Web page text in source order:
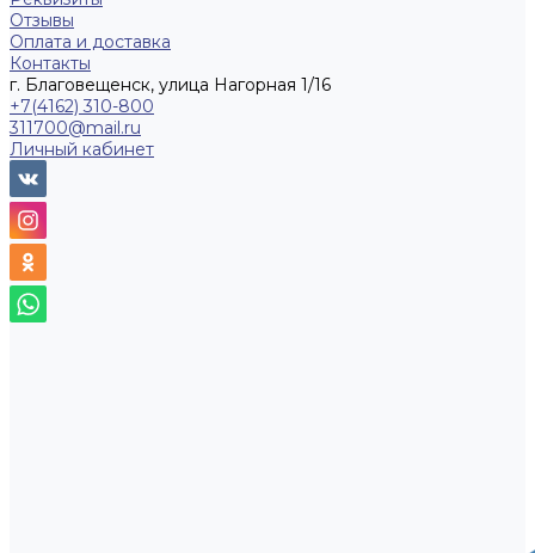
Отзывы
Оплата и доставка
Контакты
г. Благовещенск, улица Нагорная 1/16
+7(4162) 310-800
311700@mail.ru
Личный кабинет